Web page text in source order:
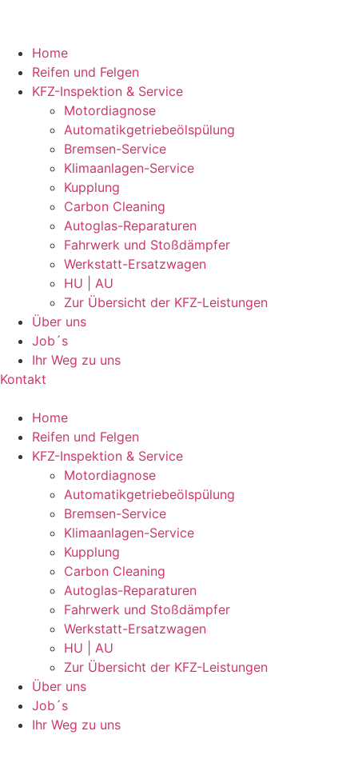
Home
Reifen und Felgen
KFZ-Inspektion & Service
Motordiagnose
Automatikgetriebeölspülung
Bremsen-Service
Klimaanlagen-Service
Kupplung
Carbon Cleaning
Autoglas-Reparaturen
Fahrwerk und Stoßdämpfer
Werkstatt-Ersatzwagen
HU | AU
Zur Übersicht der KFZ-Leistungen
Über uns
Job´s
Ihr Weg zu uns
Kontakt
Home
Reifen und Felgen
KFZ-Inspektion & Service
Motordiagnose
Automatikgetriebeölspülung
Bremsen-Service
Klimaanlagen-Service
Kupplung
Carbon Cleaning
Autoglas-Reparaturen
Fahrwerk und Stoßdämpfer
Werkstatt-Ersatzwagen
HU | AU
Zur Übersicht der KFZ-Leistungen
Über uns
Job´s
Ihr Weg zu uns